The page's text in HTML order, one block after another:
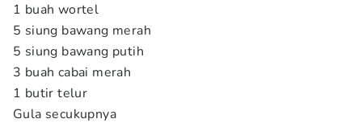
1 buah wortel
5 siung bawang merah
5 siung bawang putih
3 buah cabai merah
1 butir telur
Gula secukupnya